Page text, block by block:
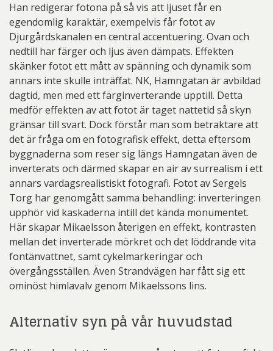
Han redigerar fotona på så vis att ljuset får en
egendomlig karaktär, exempelvis får fotot av
Djurgårdskanalen en central accentuering. Ovan och
nedtill har färger och ljus även dämpats. Effekten
skänker fotot ett mått av spänning och dynamik som
annars inte skulle inträffat. NK, Hamngatan är avbildad
dagtid, men med ett färginverterande upptill. Detta
medför effekten av att fotot är taget nattetid så skyn
gränsar till svart. Dock förstår man som betraktare att
det är fråga om en fotografisk effekt, detta eftersom
byggnaderna som reser sig längs Hamngatan även de
inverterats och därmed skapar en air av surrealism i ett
annars vardagsrealistiskt fotografi. Fotot av Sergels
Torg har genomgått samma behandling: inverteringen
upphör vid kaskaderna intill det kända monumentet.
Här skapar Mikaelsson återigen en effekt, kontrasten
mellan det inverterade mörkret och det löddrande vita
fontänvattnet, samt cykelmarkeringar och
övergångsställen. Även Strandvägen har fått sig ett
ominöst himlavalv genom Mikaelssons lins.
Alternativ syn på vår huvudstad